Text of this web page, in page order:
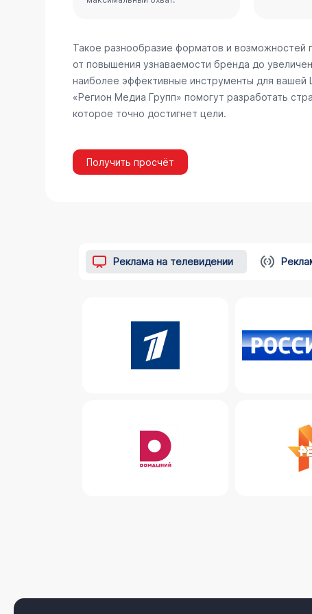
Такое разнообразие форматов и
от повышения узнаваемости бренда до
наиболее эффективные инструменты для
«Регион Медиа Групп» помогут разработать
которое точно достигнет цели.
Получить просчёт
Реклама на телевидении